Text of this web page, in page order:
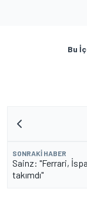
Bu
SONRAKI HABER
Sainz: "Ferrari,
takımdı"